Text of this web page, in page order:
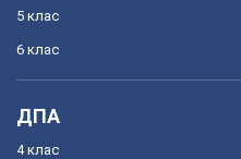
5 клас
6 клас
ДПА
4 клас